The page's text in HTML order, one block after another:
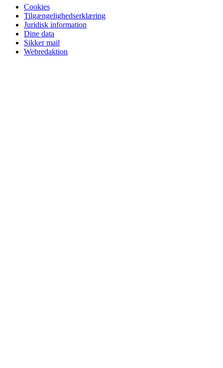
Cookies
Tilgængelighedserklæring
Juridisk information
Dine data
Sikker mail
Webredaktion